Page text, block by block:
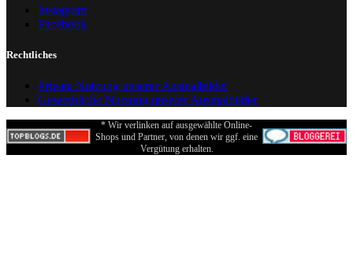
Instagram
Facebook
Rechtliches
Private Nutzung unserer Ausmalbilder
Gewerbliche Nutzung unserer Ausmalbilder
* Wir verlinken auf ausgewählte Online-
Shops und Partner, von denen wir ggf. eine
Vergütung erhalten.